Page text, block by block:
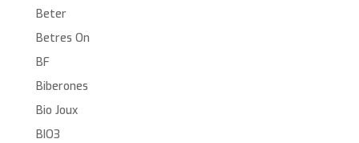
Beter
Betres On
BF
Biberones
Bio Joux
BIO3